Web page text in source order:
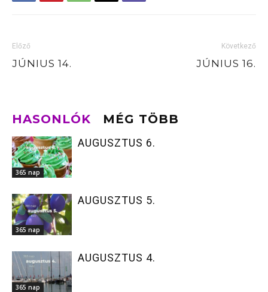
Előző
JÚNIUS 14.
Következő
JÚNIUS 16.
HASONLÓK MÉG TÖBB
365 nap
AUGUSZTUS 6.
365 nap
AUGUSZTUS 5.
365 nap
AUGUSZTUS 4.